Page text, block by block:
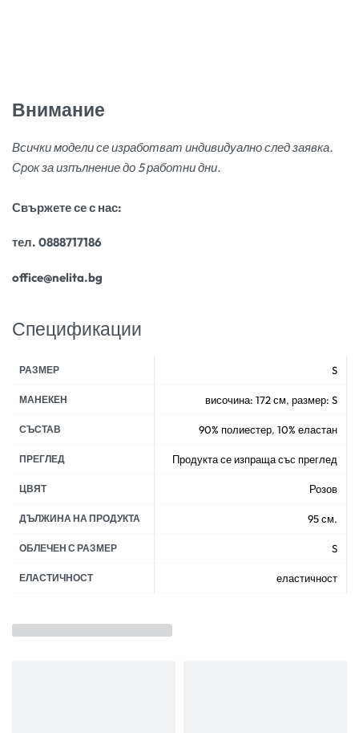
Внимание
Всички модели се изработват индивидуално след заявка.
Срок за изпълнение до 5 работни дни.
Свържете се с нас:
тел. 0888717186
office@nelita.bg
Спецификации
РАЗМЕР S
МАНЕКЕН височина: 172 см, размер: S
СЪСТАВ 90% полиестер, 10% еластан
ПРЕГЛЕД Продукта се изпраща със преглед
ЦВЯТ Розов
ДЪЛЖИНА НА ПРОДУКТА 95 см.
ОБЛЕЧЕН С РАЗМЕР S
ЕЛАСТИЧНОСТ еластичност